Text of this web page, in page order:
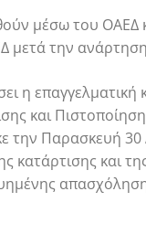
μέσω του ΟΑΕΔ
μετά την
η
και
Παρασκευή 30
κατάρτισης και